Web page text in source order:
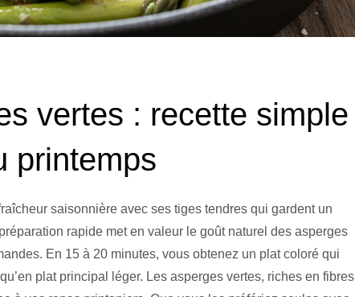
vertes : recette simple
printemps
saisonnière avec ses tiges tendres qui gardent un
rapide met en valeur le goût naturel des asperges
En 15 à 20 minutes, vous obtenez un plat coloré qui
plat principal léger. Les asperges vertes, riches en fibres